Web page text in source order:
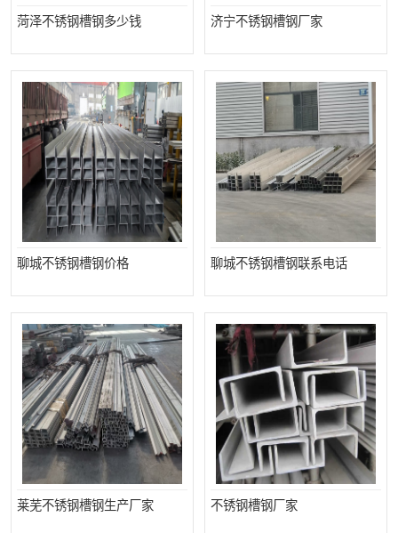
菏泽不锈钢槽钢多少钱 济宁不锈钢槽钢厂家
聊城不锈钢槽钢价格 聊城不锈钢槽钢联系电话
莱芜不锈钢槽钢生产厂家 不锈钢槽钢厂家